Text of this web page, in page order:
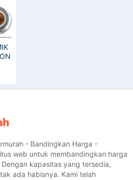
- Bandingkan Harga -
web untuk membandingkan harga
kapasitas yang tersedia,
ada habisnya. Kami telah